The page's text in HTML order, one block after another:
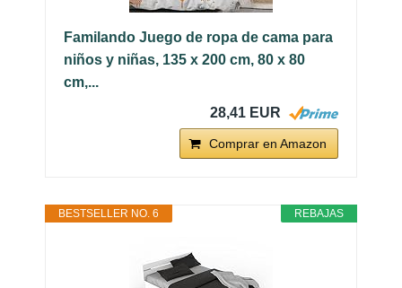
Familando Juego de ropa de cama para
niños y niñas, 135 x 200 cm, 80 x 80
cm,...
28,41 EUR
Comprar en Amazon
REBAJAS
BESTSELLER NO. 6